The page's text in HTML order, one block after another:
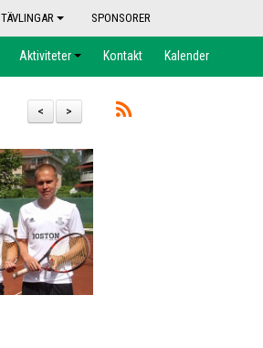
TÄVLINGAR SPONSORER
Aktiviteter Kontakt Kalender
>
<